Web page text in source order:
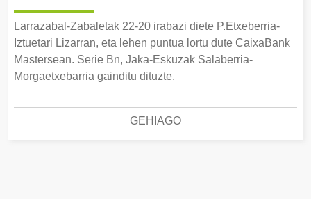
Larrazabal-Zabaletak 22-20 irabazi diete P.Etxeberria-
Iztuetari Lizarran, eta lehen puntua lortu dute CaixaBank
Mastersean. Serie Bn, Jaka-Eskuzak Salaberria-
Morgaetxebarria gainditu dituzte.
GEHIAGO